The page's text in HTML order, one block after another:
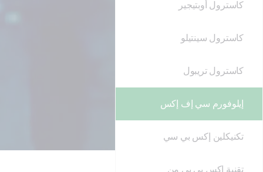
كاسترول أوبتيجير
كاسترول سينتيلو
كاسترول تريبول
إيلوفورم سي إف إكس
تكنيكلين إكس بي سي
تقنية إكس بي بي من